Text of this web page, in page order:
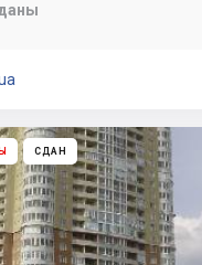
СДАН